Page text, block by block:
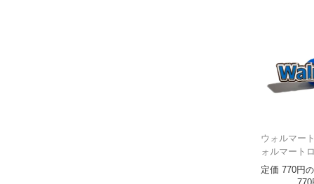
ウォルマー
ォルマート
定価 770